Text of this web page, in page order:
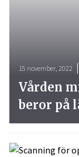
15 november, 2022
Vården
beror på